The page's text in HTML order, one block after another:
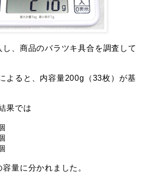
し、商品のバラツキ具合を調査して
よると、内容量200g（33枚）が基
果では
量に分かれました。